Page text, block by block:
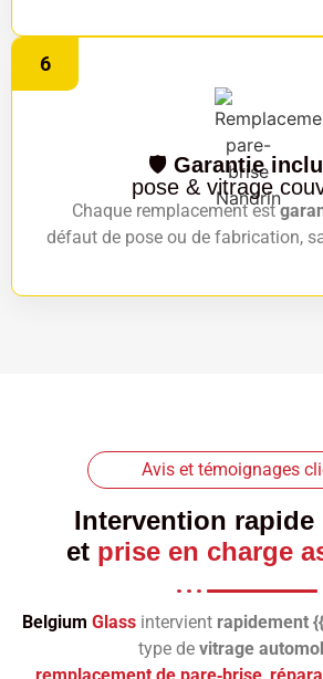
6
🛡️ Garantie
pose & vitrage
Chaque remplacement est
défaut de pose ou de fabrication,
Avis et témoignages
Intervention rapide
et prise en charge
Belgium Glass intervient rapidement
type de vitrage